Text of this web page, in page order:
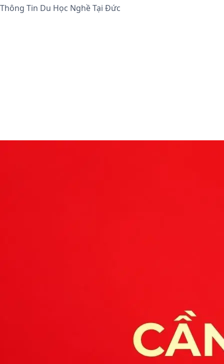
Thông Tin Du Học Nghề Tại Đức